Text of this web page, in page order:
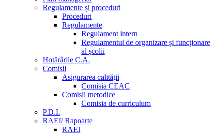
Regulamente și proceduri
Proceduri
Regulamente
Regulament intern
Regulamentul de organizare și funcționare
al școlii
Hotărârile C.A.
Comisii
Asigurarea calităţii
Comisia CEAC
Comisii metodice
Comisia de curriculum
P.D.I.
RAEI/ Rapoarte
RAEI